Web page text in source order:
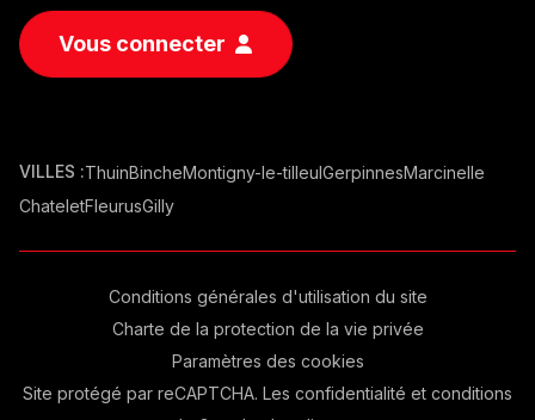
Vous connecter
VILLES :ThuinBincheMontigny-le-tilleulGerpinnesMarcinelle
ChateletFleurusGilly
Conditions générales d'utilisation du site
Charte de la protection de la vie privée
Paramètres des cookies
Site protégé par reCAPTCHA. Les confidentialité et conditions